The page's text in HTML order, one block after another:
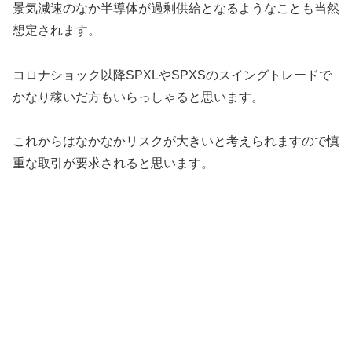
景気減速のなか半導体が過剰供給となるようなことも当然
想定されます。
コロナショック以降SPXLやSPXSのスイングトレードで
かなり稼いだ方もいらっしゃると思います。
これからはなかなかリスクが大きいと考えられますので慎
重な取引が要求されると思います。